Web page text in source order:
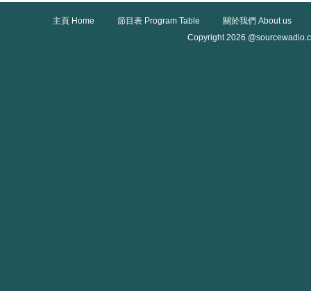
主頁 Home 節目表 Program Table
關於我們 About us
Copyright 2026